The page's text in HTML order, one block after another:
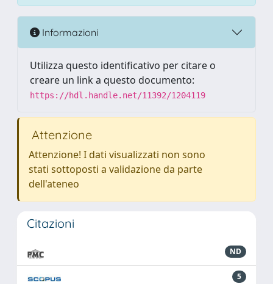
Informazioni
Utilizza questo identificativo per citare o
creare un link a questo documento:
https://hdl.handle.net/11392/1204119
Attenzione
Attenzione! I dati visualizzati non sono
stati sottoposti a validazione da parte
dell'ateneo
Citazioni
ND
5